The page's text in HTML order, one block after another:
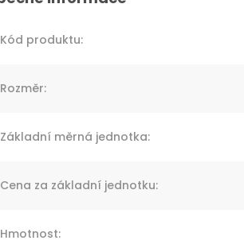
Kód produktu:
Rozměr:
Základní měrná jednotka:
Cena za základní jednotku:
Hmotnost: